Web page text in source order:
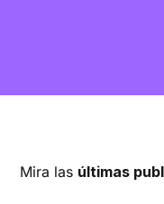
Mira las últimas